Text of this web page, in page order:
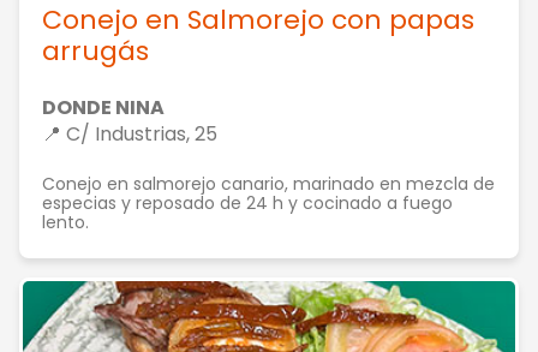
Conejo en Salmorejo con papas
arrugás
DONDE NINA
📍 C/ Industrias, 25
Conejo en salmorejo canario, marinado en mezcla de
especias y reposado de 24 h y cocinado a fuego
lento.